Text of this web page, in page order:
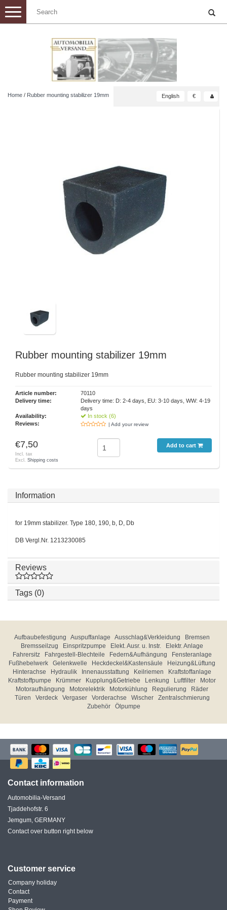
Toggle
navigation
Home / Rubber mounting stabilizer 19mm English €
Rubber mounting stabilizer 19mm
Rubber mounting stabilizer 19mm
Article number:
70110
Delivery time:
Delivery time: D: 2-4 days, EU: 3-10 days, WW: 4-19
days
Availability:
In stock (6)
Reviews:
| Add your review
€7,50
Incl. tax
Excl. Shipping costs
Add to cart
Information
for 19mm stabilizer. Type 180, 190, b, D, Db
DB Vergl.Nr. 1213230085
Reviews
Tags (0)
Aufbaubefestigung Auspuffanlage Ausschlag&Verkleidung
Bremsen
Bremsseilzug
Einspritzpumpe Elekt. Ausr. u. Instr.
Elektr. Anlage
Fahrersitz
Fahrgestell-Blechteile Federn&Aufhängung
Fensteranlage
Fußhebelwerk
Gelenkwelle Heckdeckel&Kastensäule
Heizung&Lüftung
Hinterachse
Hydraulik Innenausstattung Keilriemen
Kraftstoffanlage
Kraftstoffpumpe
Krümmer Kupplung&Getriebe Lenkung Luftfilter
Motor
Motoraufhängung
Motorelektrik Motorkühlung Regulierung
Räder
Türen
Verdeck Vergaser Vorderachse Wischer
Zentralschmierung
Zubehör
Ölpumpe
Contact information
Automobilia-Versand
Tjaddehofstr. 6
Jemgum, GERMANY
Contact over button right below
Customer service
Company holiday
Contact
Payment